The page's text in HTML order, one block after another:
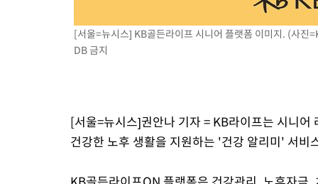
[속보] 노원서 40.1도 관측…서울, 2018년 이후 첫 40도
[속보]종합특검, '계엄 수용공간 확보' 신용해 前교정본부장 기소
외신들도 주목한 韓축구 파문…"국민적 공분에 수사 재개"
[서울=뉴시스] KB골든라이프 시니어 플랫폼 이미지. (사
DB 금지
[서울=뉴시스]권안나 기자 = KB라이프는 시니
건강한 노후 생활을 지원하는 '건강 알리미' 서비